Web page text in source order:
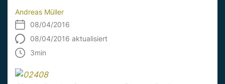
Andreas Müller
08/04/2016
08/04/2016 aktualisiert
3min